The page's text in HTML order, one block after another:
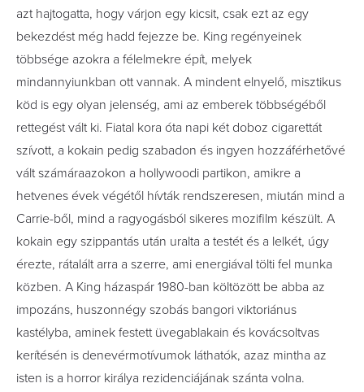
azt hajtogatta, hogy várjon egy kicsit, csak ezt az egy
bekezdést még hadd fejezze be. King regényeinek
többsége azokra a félelmekre épít, melyek
mindannyiunkban ott vannak. A mindent elnyelő, misztikus
köd is egy olyan jelenség, ami az emberek többségéből
rettegést vált ki. Fiatal kora óta napi két doboz cigarettát
szívott, a kokain pedig szabadon és ingyen hozzáférhetővé
vált számáraazokon a hollywoodi partikon, amikre a
hetvenes évek végétől hívták rendszeresen, miután mind a
Carrie-ből, mind a ragyogásból sikeres mozifilm készült. A
kokain egy szippantás után uralta a testét és a lelkét, úgy
érezte, rátalált arra a szerre, ami energiával tölti fel munka
közben. A King házaspár 1980-ban költözött be abba az
impozáns, huszonnégy szobás bangori viktoriánus
kastélyba, aminek festett üvegablakain és kovácsoltvas
kerítésén is denevérmotívumok láthatók, azaz mintha az
isten is a horror királya rezidenciájának szánta volna.